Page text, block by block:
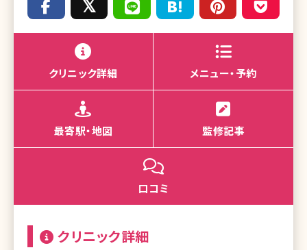
クリニック詳細 メニュー・予約
最寄駅・地図 監修記事
口コミ
クリニック詳細